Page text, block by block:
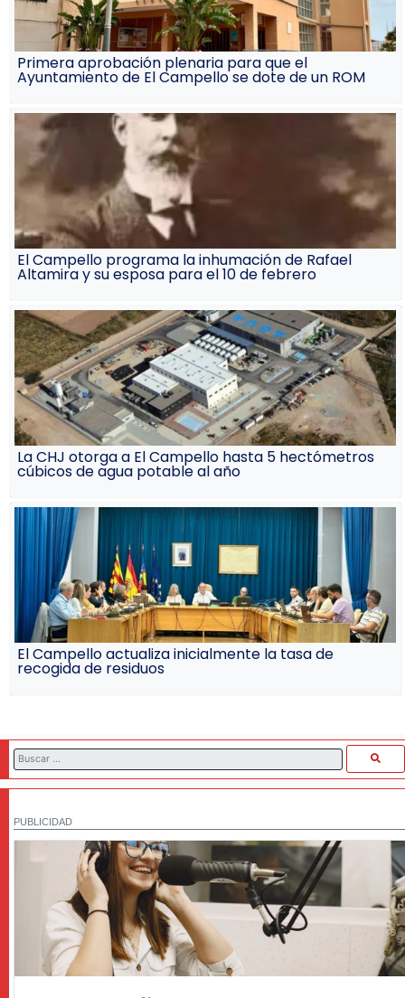
Primera aprobación plenaria para que el
Ayuntamiento de El Campello se dote de un ROM
El Campello programa la inhumación de Rafael
Altamira y su esposa para el 10 de febrero
La CHJ otorga a El Campello hasta 5 hectómetros
cúbicos de agua potable al año
El Campello actualiza inicialmente la tasa de
recogida de residuos
PUBLICIDAD